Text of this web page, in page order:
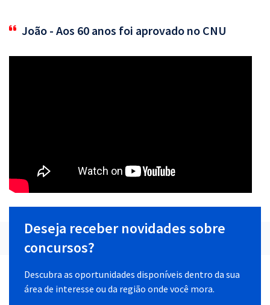
João - Aos 60 anos foi aprovado no CNU
Deseja receber novidades sobre
concursos?
Descubra as oportunidades disponíveis dentro da sua
área de interesse ou da região onde você mora.